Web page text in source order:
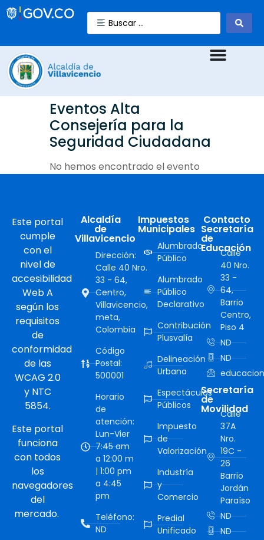
Eventos Alta
Consejería para la
Seguridad Ciudadana
No hemos encontrado el evento
Este portal
cumple
con el
nivel de
accesibilidad
Web A
según los
requisitos
de
conformidad
de las
WCAG 2.0
y NTC
5854.
Este portal
funciona
con todos
los
navegadores
del
mercado.
Alcaldía
de
Villavicencio
Dirección:
Calle 40 Nro.
33 - 64,
Centro,
Villavicencio,
meta,
Colombia
Código
Postal:
500001
Horario
de
atención:
Lun-Vier
7:45 am
a 12:00 m
| 1:00 pm
a 4:45
pm
Teléfono:
ND
Impuestos
Municipales
Alumbrado
Público
Alumbrado
Público
Declarativo
Contribución
Plusvalía
Delineación
Urbana
Espectáculos
Públicos
Impuesto
de
Valorización
Industría
y
Comercio
Predial
Unificado
Contacto
Secretaría
de
Educación
Calle
40 Nro.
33 -
64,
Barrio
Centro,
Piso 4
ND
ND
Secretaría
de
Movilidad
Calle
37A
Nro.
19C -
26
Barrio
Jordán
Paraíso
ND
ND